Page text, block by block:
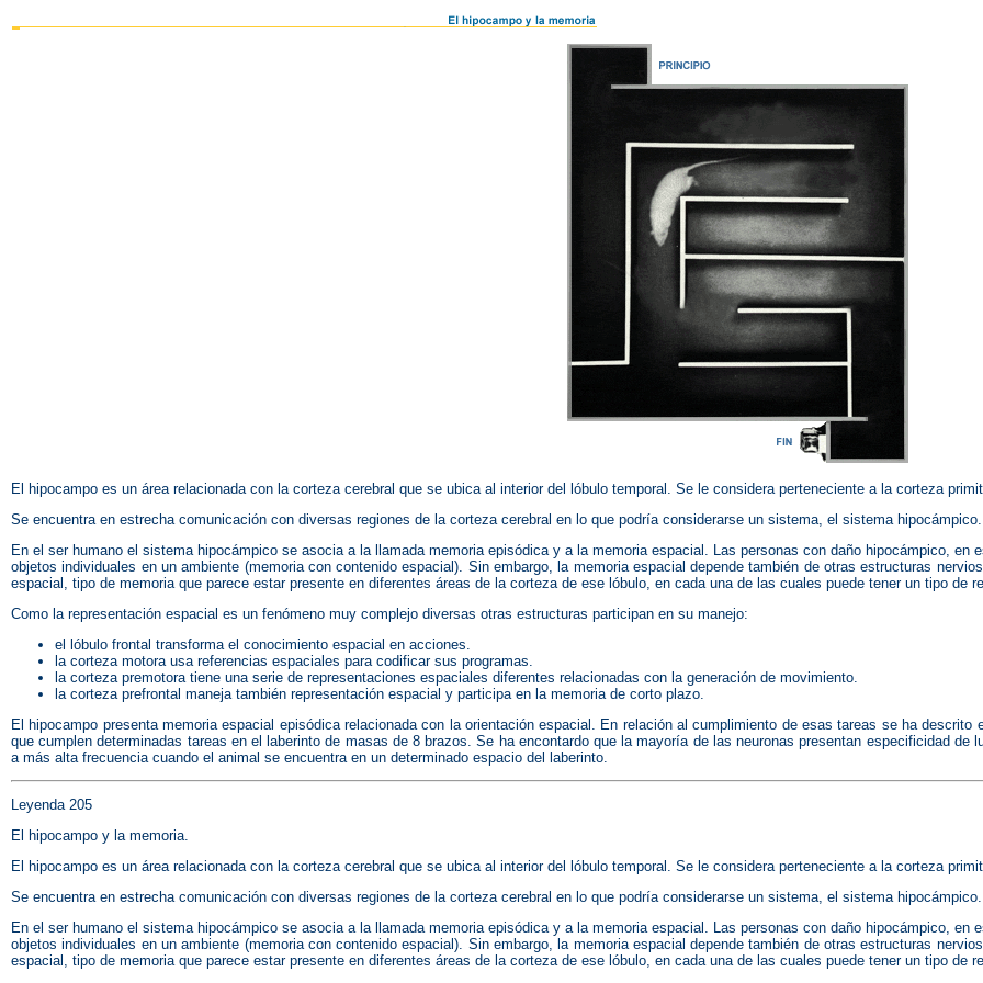
El hipocampo es un área relacionada con la corteza cerebral que se ubica al interior del lóbulo temporal. Se le considera perteneciente a la corteza
Se encuentra en estrecha comunicación con diversas regiones de la corteza cerebral en lo que podría considerarse un sistema, el sistema
En el ser humano el sistema hipocámpico se asocia a la llamada memoria episódica y a la memoria espacial. Las personas con daño hipocámpico, en
objetos individuales en un ambiente (memoria con contenido espacial). Sin embargo, la memoria espacial depende también de otras estructuras
espacial, tipo de memoria que parece estar presente en diferentes áreas de la corteza de ese lóbulo, en cada una de las cuales puede tener un tipo de
Como la representación espacial es un fenómeno muy complejo diversas otras estructuras participan en su manejo:
el lóbulo frontal transforma el conocimiento espacial en acciones.
la corteza motora usa referencias espaciales para codificar sus programas.
la corteza premotora tiene una serie de representaciones espaciales diferentes relacionadas con la generación de movimiento.
la corteza prefrontal maneja también representación espacial y participa en la memoria de corto plazo.
El hipocampo presenta memoria espacial episódica relacionada con la orientación espacial. En relación al cumplimiento de esas tareas se ha
que cumplen determinadas tareas en el laberinto de masas de 8 brazos. Se ha encontardo que la mayoría de las neuronas presentan especificidad
a más alta frecuencia cuando el animal se encuentra en un determinado espacio del laberinto.
Leyenda 205
El hipocampo y la memoria.
El hipocampo es un área relacionada con la corteza cerebral que se ubica al interior del lóbulo temporal. Se le considera perteneciente a la corteza
Se encuentra en estrecha comunicación con diversas regiones de la corteza cerebral en lo que podría considerarse un sistema, el sistema
En el ser humano el sistema hipocámpico se asocia a la llamada memoria episódica y a la memoria espacial. Las personas con daño hipocámpico, en
objetos individuales en un ambiente (memoria con contenido espacial). Sin embargo, la memoria espacial depende también de otras estructuras
espacial, tipo de memoria que parece estar presente en diferentes áreas de la corteza de ese lóbulo, en cada una de las cuales puede tener un tipo de